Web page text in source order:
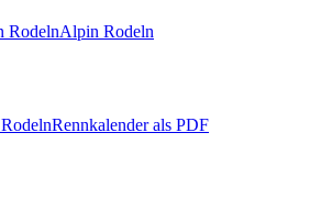
RodelnAlpin Rodeln
Rennkalender als PDF